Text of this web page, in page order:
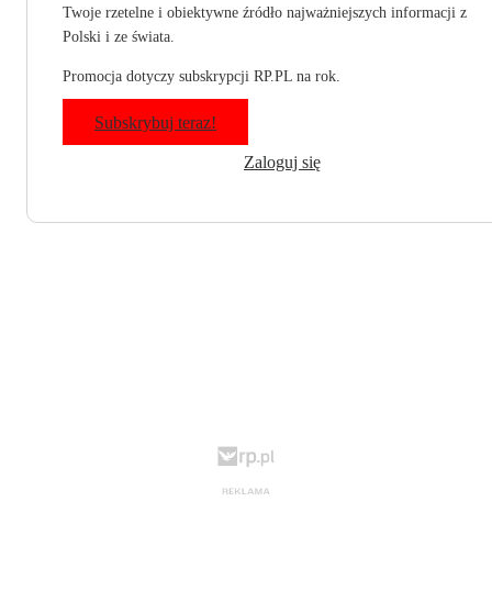
Twoje rzetelne i obiektywne źródło najważniejszych informacji z
Polski i ze świata.
Promocja dotyczy subskrypcji RP.PL na rok.
Subskrybuj teraz!
Zaloguj się